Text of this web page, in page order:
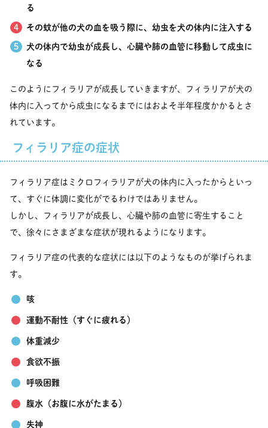
る
その蚊が他の犬の血を吸う際に、幼虫を犬の体内に注入する
犬の体内で幼虫が成長し、心臓や肺の血管に移動して成虫に
なる
このようにフィラリアが成長していきますが、フィラリアが犬の
体内に入ってから成虫になるまでにはおよそ半年程度かかるとさ
れています。
フィラリア症の症状
フィラリア症はミクロフィラリアが犬の体内に入ったからといっ
て、すぐに体調に変化がでるわけではありません。
しかし、フィラリアが成長し、心臓や肺の血管に寄生すること
で、徐々にさまざまな症状が現れるようになります。
フィラリア症の代表的な症状には以下のようなものが挙げられま
す。
咳
運動不耐性（すぐに疲れる）
体重減少
食欲不振
呼吸困難
腹水（お腹に水がたまる）
失神